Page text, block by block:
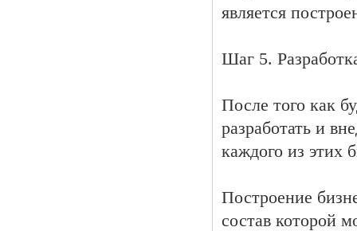
является
Шаг 5.
После того как
разработать и
каждого из этих
Построение
состав которой